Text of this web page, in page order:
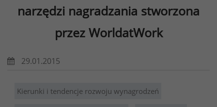
narzędzi nagradzania stworzona
przez WorldatWork
29.01.2015
Kierunki i tendencje rozwoju wynagrodzeń